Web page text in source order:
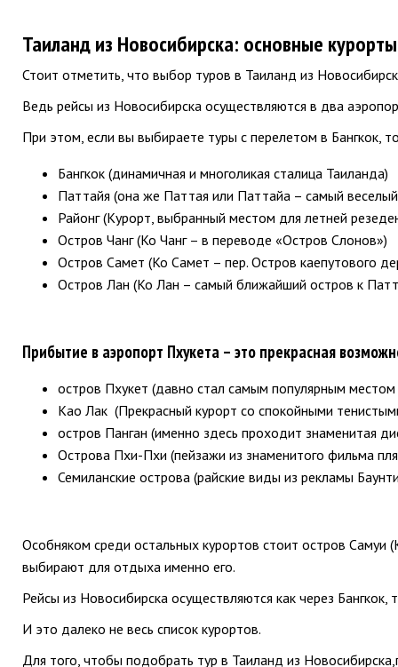
Таиланд из Новосибирска: основные
Стоит отметить, что выбор туров в Таиланд из
Ведь рейсы из Новосибирска осуществляются в два
При этом, если вы выбираете туры с перелетом в
Бангкок (динамичная и многоликая сталица Таиланда)
Паттайя (она же Паттая или Паттайа – самый
Районг (Курорт, выбранный местом для летней
Остров Чанг (Ко Чанг – в переводе «Остров Слонов»)
Остров Самет (Ко Самет – пер. Остров каепутового
Остров Лан (Ко Лан – самый ближайший остров к
Прибытие в аэропорт Пхукета – это прекрасная
остров Пхукет (давно стал самым популярным
Као Лак (Прекрасный курорт со спокойными
остров Панган (именно здесь проходит знаменитая
Острова Пхи-Пхи (пейзажи из знаменитого фильма
Семиланские острова (райские виды из рекламы
Особняком среди остальных курортов стоит остров
выбирают для отдыха именно его.
Рейсы из Новосибирска осуществляются как через Бангкок,
И это далеко не весь список курортов.
Для того, чтобы подобрать тур в Таиланд из